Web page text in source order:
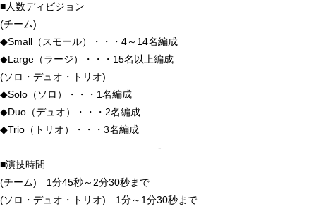
■人数ディビジョン
(チーム)
◆Small（スモール）・・・4～14名編成
◆Large（ラージ）・・・15名以上編成
(ソロ・デュオ・トリオ)
◆Solo（ソロ）・・・1名編成
◆Duo（デュオ）・・・2名編成
◆Trio（トリオ）・・・3名編成
————————————————-
■演技時間
(チーム) 1分45秒～2分30秒まで
(ソロ・デュオ・トリオ) 1分～1分30秒まで